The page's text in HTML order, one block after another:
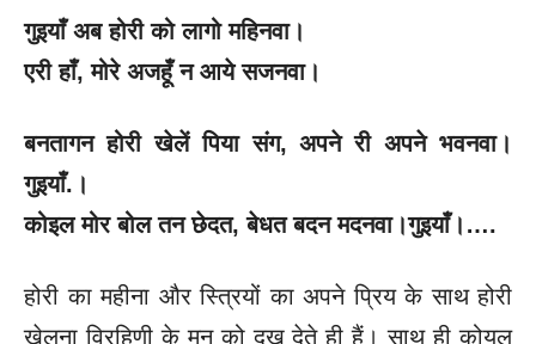
गुइयाँ अब होरी को लागो महिनवा।
एरी हाँ, मोरे अजहूँ न आये सजनवा।
बनतागन होरी खेलें पिया संग, अपने री अपने भवनवा।
गुइयाँ.।
कोइल मोर बोल तन छेदत, बेधत बदन मदनवा।गुइयाँ।….
होरी का महीना और स्त्रियों का अपने प्रिय के साथ होरी
खेलना विरहिणी के मन को दुख देते ही हैं। साथ ही कोयल